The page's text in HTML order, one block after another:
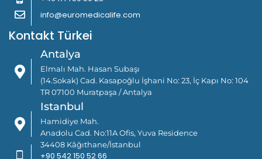
info@euromedicalife.com
Kontakt Türkei
Antalya
Elmalı Mah. Hasan Subaşı
(14.Sokak) Cad. Kasapoğlu İşhani No: 23, İç Kapı No: 104
TR 07100 Muratpaşa / Antalya
Istanbul
Hamidiye Mah.
Anadolu Cad. No:11A Ofis, Yuva Residence
34408 Kâğıthane/İstanbul
+90 542 150 52 66